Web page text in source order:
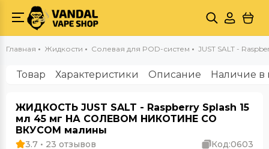
Главная Жидкости Солевая для POD-систем JUST SALT -
Товар Характеристики Описание Наличие в
ЖИДКОСТЬ JUST SALT - Raspberry Splash 15
мл 45 мг НА СОЛЕВОМ НИКОТИНЕ СО
ВКУСОМ малины
3.7 • 23 отзывов Код:0603